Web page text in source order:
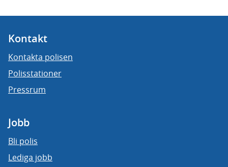
Kontakt
Kontakta polisen
Polisstationer
Pressrum
Jobb
Bli polis
Lediga jobb